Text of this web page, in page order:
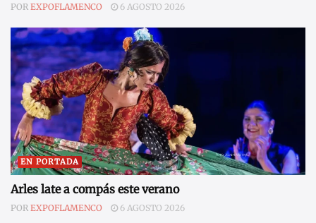
POR EXPOFLAMENCO 6 AGOSTO 2026
EN PORTADA
Arles late a compás este verano
POR EXPOFLAMENCO 6 AGOSTO 2026